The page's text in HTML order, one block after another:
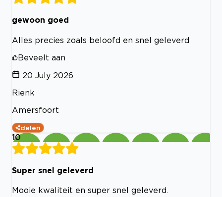
gewoon goed
Alles precies zoals beloofd en snel geleverd
Beveelt aan
20 July 2026
Rienk
Amersfoort
delen
10
Super snel geleverd
Mooie kwaliteit en super snel geleverd.